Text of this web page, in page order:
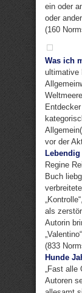
ein oder
oder
(160
Was ich
ultimative
vor der
Regine
Buch
als
Autorin
(833
Hunde
„Fast alle
Autoren